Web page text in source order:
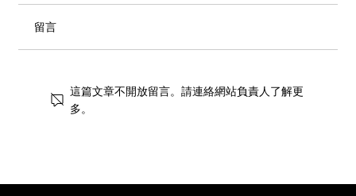
房，它給公式化的荷里活上了一課
留言
這篇文章不開放留言。請連絡網站負責人了解更
多。